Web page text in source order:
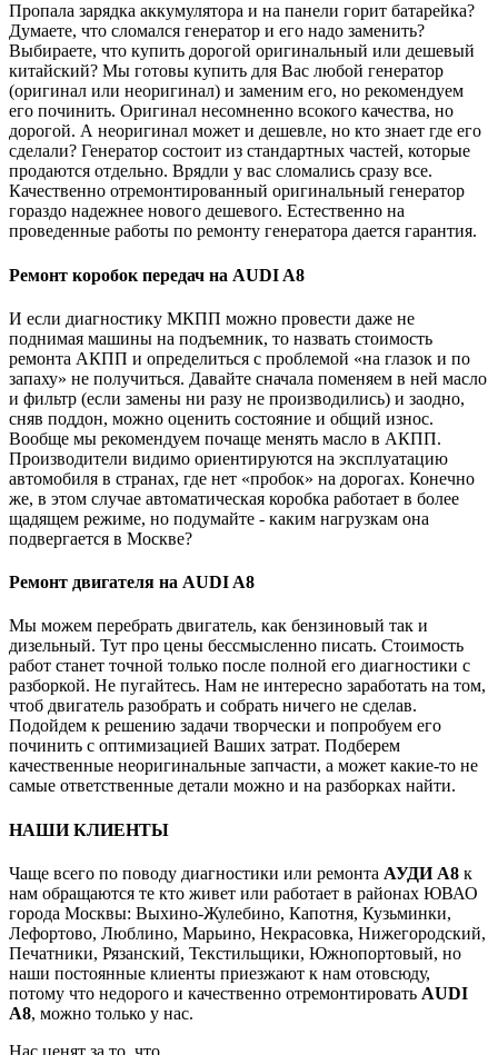
Пропала зарядка аккумулятора и на панели горит батарейка?
Думаете, что сломался генератор и его надо заменить?
Выбираете, что купить дорогой оригинальный или дешевый
китайский? Мы готовы купить для Вас любой генератор
(оригинал или неоригинал) и заменим его, но рекомендуем
его починить. Оригинал несомненно всокого качества, но
дорогой. А неоригинал может и дешевле, но кто знает где его
сделали? Генератор состоит из стандартных частей, которые
продаются отдельно. Врядли у вас сломались сразу все.
Качественно отремонтированный оригинальный генератор
гораздо надежнее нового дешевого. Естественно на
проведенные работы по ремонту генератора дается гарантия.
Ремонт коробок передач на AUDI A8
И если диагностику МКПП можно провести даже не
поднимая машины на подъемник, то назвать стоимость
ремонта АКПП и определиться с проблемой «на глазок и по
запаху» не получиться. Давайте сначала поменяем в ней масло
и фильтр (если замены ни разу не производились) и заодно,
сняв поддон, можно оценить состояние и общий износ.
Вообще мы рекомендуем почаще менять масло в АКПП.
Производители видимо ориентируются на эксплуатацию
автомобиля в странах, где нет «пробок» на дорогах. Конечно
же, в этом случае автоматическая коробка работает в более
щадящем режиме, но подумайте - каким нагрузкам она
подвергается в Москве?
Ремонт двигателя на AUDI A8
Мы можем перебрать двигатель, как бензиновый так и
дизельный. Тут про цены бессмысленно писать. Стоимость
работ станет точной только после полной его диагностики с
разборкой. Не пугайтесь. Нам не интересно заработать на том,
чтоб двигатель разобрать и собрать ничего не сделав.
Подойдем к решению задачи творчески и попробуем его
починить с оптимизацией Ваших затрат. Подберем
качественные неоригинальные запчасти, а может какие-то не
самые ответственные детали можно и на разборках найти.
НАШИ КЛИЕНТЫ
Чаще всего по поводу диагностики или ремонта АУДИ А8 к
нам обращаются те кто живет или работает в районах ЮВАО
города Москвы: Выхино-Жулебино, Капотня, Кузьминки,
Лефортово, Люблино, Марьино, Некрасовка, Нижегородский,
Печатники, Рязанский, Текстильщики, Южнопортовый, но
наши постоянные клиенты приезжают к нам отовсюду,
потому что недорого и качественно отремонтировать AUDI
A8, можно только у нас.
Нас ценят за то, что...